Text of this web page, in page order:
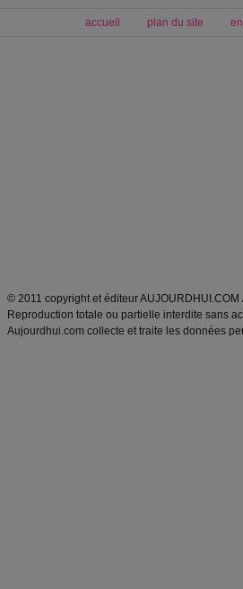
accueil plan du site
© 2011 copyright et éditeur
Reproduction totale ou partielle interdite sans
Aujourdhui.com collecte et traite les données